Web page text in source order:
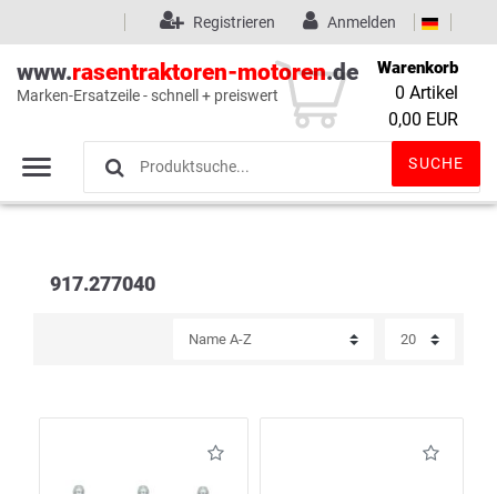
Wunschliste (0)
Anmelden
Registrieren
www.rasentraktoren-motoren.de
Marken-Ersatzeile - schnell + preiswert
SUCHE
Warenkorb
0 Artikel
0,00 EUR
917.277040